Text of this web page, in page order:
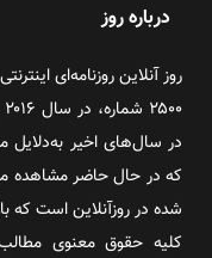
درباره روز
در سال‌های اخیر
که در حال حاضر مشاهده
شده در روزآنلاین است که
کلیه حقوق معنوی